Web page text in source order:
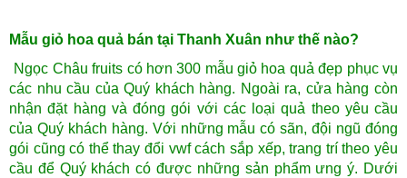
Mẫu giỏ hoa quả bán tại Thanh Xuân như thế nào?
Ngọc Châu fruits có hơn 300 mẫu giỏ hoa quả đẹp phục vụ
các nhu cầu của Quý khách hàng. Ngoài ra, cửa hàng còn
nhận đặt hàng và đóng gói với các loại quả theo yêu cầu
của Quý khách hàng. Với những mẫu có sãn, đội ngũ đóng
gói cũng có thể thay đổi vwf cách sắp xếp, trang trí theo yêu
cầu để Quý khách có được những sản phẩm ưng ý. Dưới